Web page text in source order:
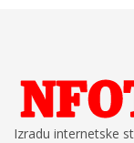
Izradu internetske